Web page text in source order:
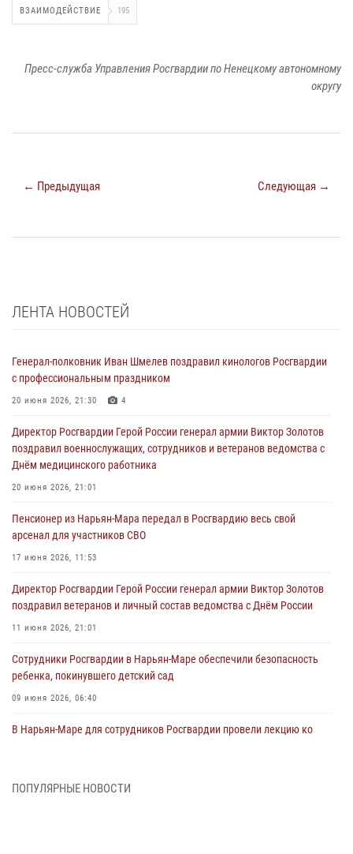
ВЗАИМОДЕЙСТВИЕ 195
Пресс-служба Управления Росгвардии по Ненецкому автономному
округу
← Предыдущая Следующая →
ЛЕНТА НОВОСТЕЙ
Генерал-полковник Иван Шмелев поздравил кинологов Росгвардии
с профессиональным праздником
20 июня 2026, 21:30 4
Директор Росгвардии Герой России генерал армии Виктор Золотов
поздравил военнослужащих, сотрудников и ветеранов ведомства с
Днём медицинского работника
20 июня 2026, 21:01
Пенсионер из Нарьян-Мара передал в Росгвардию весь свой
арсенал для участников СВО
17 июня 2026, 11:53
Директор Росгвардии Герой России генерал армии Виктор Золотов
поздравил ветеранов и личный состав ведомства с Днём России
11 июня 2026, 21:01
Сотрудники Росгвардии в Нарьян-Маре обеспечили безопасность
ребенка, покинувшего детский сад
09 июня 2026, 06:40
В Нарьян-Маре для сотрудников Росгвардии провели лекцию ко
ПОПУЛЯРНЫЕ НОВОСТИ